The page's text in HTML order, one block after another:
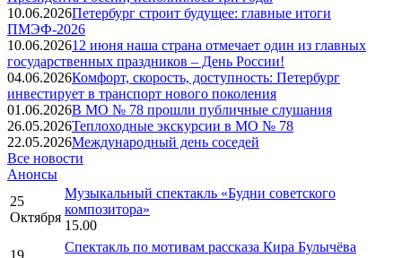
10.06.2026Петербург строит будущее: главные итоги
ПМЭФ-2026
10.06.202612 июня наша страна отмечает один из главных
государственных праздников – День России!
04.06.2026Комфорт, скорость, доступность: Петербург
инвестирует в транспорт нового поколения
01.06.2026В МО № 78 прошли публичные слушания
26.05.2026Теплоходные экскурсии в МО № 78
22.05.2026Международный день соседей
Все новости
Анонсы
25
Октября
Музыкальный спектакль «Будни советского
композитора»
15.00
19
Спектакль по мотивам рассказа Кира Булычёва